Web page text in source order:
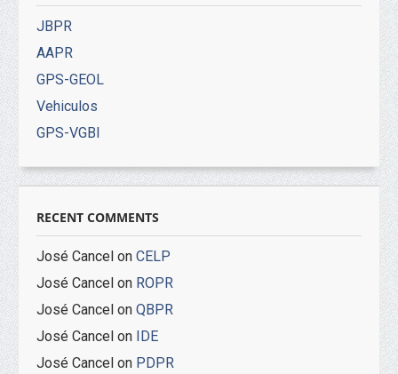
JBPR
AAPR
GPS-GEOL
Vehiculos
GPS-VGBI
RECENT COMMENTS
José Cancel on CELP
José Cancel on ROPR
José Cancel on QBPR
José Cancel on IDE
José Cancel on PDPR